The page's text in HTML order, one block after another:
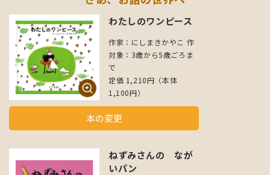
わたしのワンピース
作家：にしまきかやこ 作
対象：3歳から5歳ごろま
で
定価 1,210円（本体
1,100円）
本の変更
ねずみさんの なが
いパン